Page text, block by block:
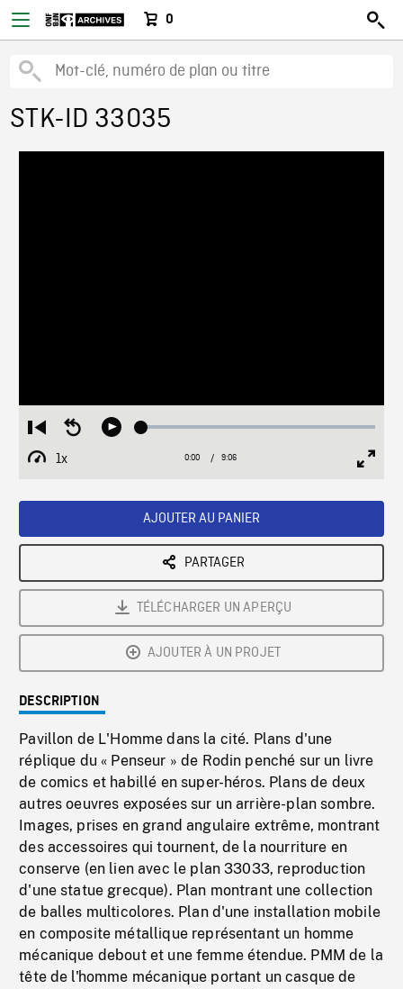
0
STK-ID 33035
Restart
from
beginning
Seek
Play Loaded:
1x
Playback
Current
0:00 / Duration
9:06
AJOUTER AU PANIER
PARTAGER
TÉLÉCHARGER UN APERÇU
AJOUTER À UN PROJET
DESCRIPTION
Pavillon de L'Homme dans la cité. Plans d'une
réplique du « Penseur » de Rodin penché sur un livre
de comics et habillé en super-héros. Plans de deux
autres oeuvres exposées sur un arrière-plan sombre.
Images, prises en grand angulaire extrême, montrant
des accessoires qui tournent, de la nourriture en
conserve (en lien avec le plan 33033, reproduction
d'une statue grecque). Plan montrant une collection
de balles multicolores. Plan d'une installation mobile
en composite métallique représentant un homme
mécanique debout et une femme étendue. PMM de la
tête de l'homme mécanique portant un casque de